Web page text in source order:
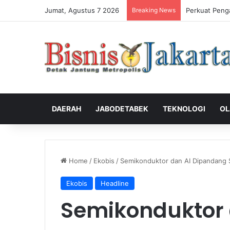
Jumat, Agustus 7 2026 Breaking News Perkuat
DAERAH JABODETABEK TEKNOLOGI
Home / Ekobis / Semikonduktor dan AI
Ekobis Headline